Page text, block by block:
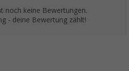
noch keine Bewertungen.
- deine Bewertung zählt!